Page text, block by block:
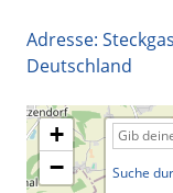
Adresse:
Deutschland
+
−
Suche